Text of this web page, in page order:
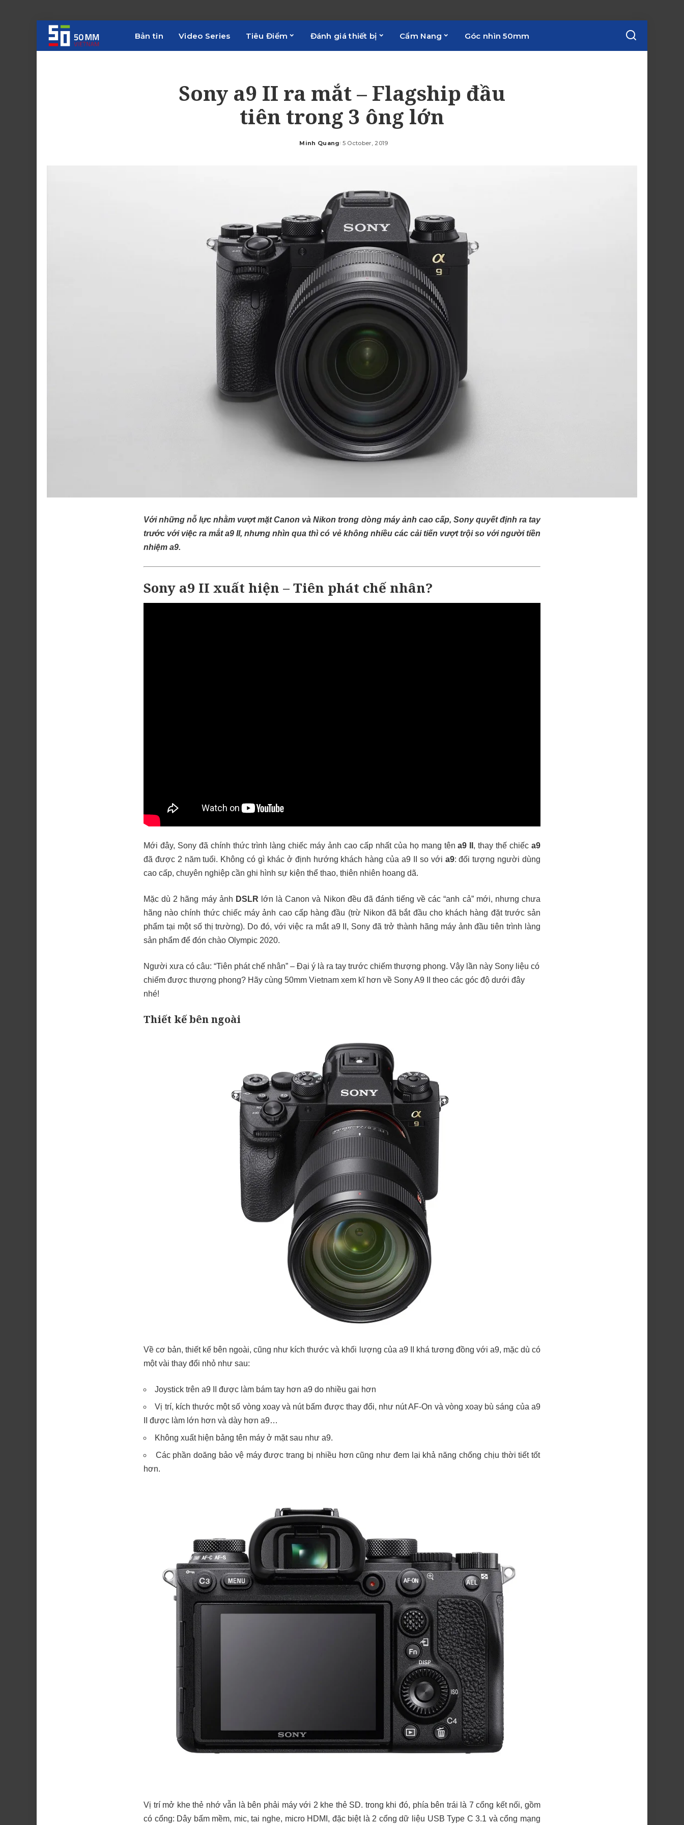
Bản tin Video Series Tiêu Điểm Đánh giá thiết bị Cẩm Nang Góc nhìn 50mm
Sony a9 II ra mắt – Flagship đầu
tiên trong 3 ông lớn
Posted
Minh Quang 5 October, 2019
Với những nỗ lực nhằm vượt mặt Canon và Nikon trong dòng máy ảnh cao cấp, Sony quyết định ra tay
trước với việc ra mắt a9 II, nhưng nhìn qua thì có vẻ không nhiều các cải tiến vượt trội so với người tiền
nhiệm a9.
Sony a9 II xuất hiện – Tiên phát chế nhân?
Mới đây, Sony đã chính thức trình làng chiếc máy ảnh cao cấp nhất của họ mang têna9 II , thay thế chiếca9
đã được 2 năm tuổi. Không có gì khác ở định hướng khách hàng của a9 II so với a9: đối tượng người dùng
cao cấp, chuyên nghiệp cần ghi hình sự kiện thể thao, thiên nhiên hoang dã.
Mặc dù 2 hãng máy ảnh DSLR lớn là Canon và Nikon đều đã đánh tiếng về các “anh cả” mới, nhưng chưa
hãng nào chính thức chiếc máy ảnh cao cấp hàng đầu (trừ Nikon đã bắt đầu cho khách hàng đặt trước sản
phẩm tại một số thị trường). Do đó, với việc ra mắt a9 II, Sony đã trở thành hãng máy ảnh đầu tiên trình làng
sản phẩm để đón chào Olympic 2020.
Người xưa có câu: “Tiên phát chế nhân” – Đại ý là ra tay trước chiếm thượng phong. Vậy lần này Sony liệu có
chiếm được thượng phong? Hãy cùng 50mm Vietnam xem kĩ hơn về Sony A9 II theo các góc độ dưới đây
nhé!
Thiết kế bên ngoài
Về cơ bản, thiết kế bên ngoài, cũng như kích thước và khối lượng của a9 II khá tương đồng với a9, mặc dù có
một vài thay đổi nhỏ như sau:
Joystick trên a9 II được làm bám tay hơn a9 do nhiều gai hơn
Vị trí, kích thước một số vòng xoay và nút bấm được thay đổi, như nút AF-On và vòng xoay bù sáng của a9
II được làm lớn hơn và dày hơn a9…
Không xuất hiện bảng tên máy ở mặt sau như a9.
Các phần doăng bảo vệ máy được trang bị nhiều hơn cũng như đem lại khả năng chống chịu thời tiết tốt
hơn.
Vị trí mở khe thẻ nhớ vẫn là bên phải máy với 2 khe thẻ SD. trong khi đó, phía bên trái là 7 cổng kết nối, gồm
có cổng: Dây bấm mềm, mic, tai nghe, micro HDMI, đặc biệt là 2 cổng dữ liệu USB Type C 3.1 và cổng mạng